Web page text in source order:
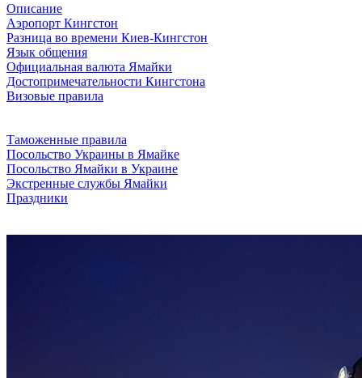
Описание
Аэропорт Кингстон
Разница во времени Киев-Кингстон
Язык общения
Официальная валюта Ямайки
Достопримечательности Кингстона
Визовые правила
Таможенные правила
Посольство Украины в Ямайке
Посольство Ямайки в Украине
Экстренные службы Ямайки
Праздники